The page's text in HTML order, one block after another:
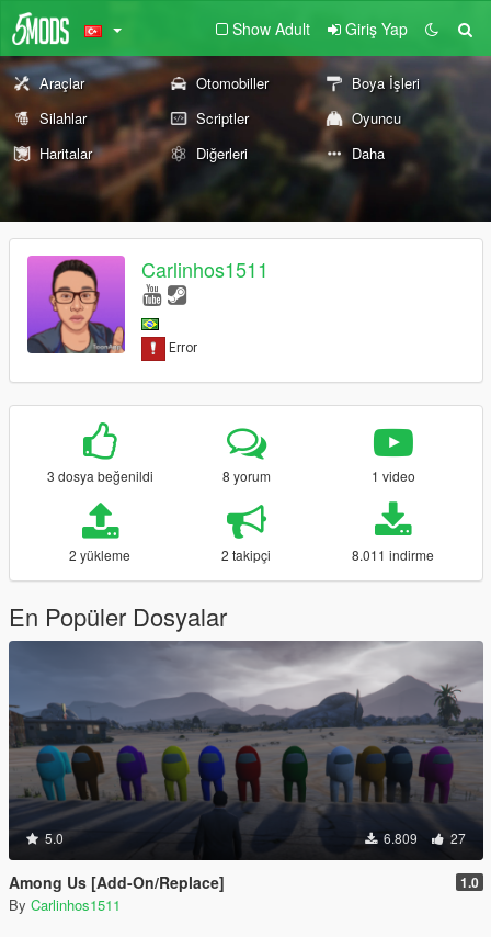
Show Adult Giriş Yap
Araçlar Otomobiller
Boya İşleri
Silahlar
Scriptler
Oyuncu
Haritalar
Diğerleri Daha
Carlinhos1511
3 dosya beğenildi 8 yorum 1 video
2 yükleme 2 takipçi 8.011 indirme
En Popüler Dosyalar
5.0 6.809 27
Among Us [Add-On/Replace] 1.0
By Carlinhos1511